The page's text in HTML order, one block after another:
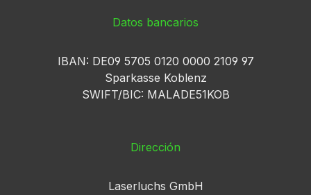
Datos bancarios
IBAN: DE09 5705 0120 0000 2109 97
Sparkasse Koblenz
SWIFT/BIC: MALADE51KOB
Dirección
Laserluchs GmbH